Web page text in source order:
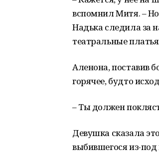
вспомнил Митя. – Но
Надька следила за
театральные
Аленона, поставив
горячее, будто
– Ты должен
Девушка сказала
выбившегося из-